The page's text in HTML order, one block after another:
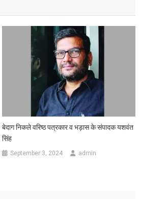
बेदाग निकले वरिष्ठ पत्रकार व भड़ास के संपादक यशवंत
सिंह
September 3, 2024 admin